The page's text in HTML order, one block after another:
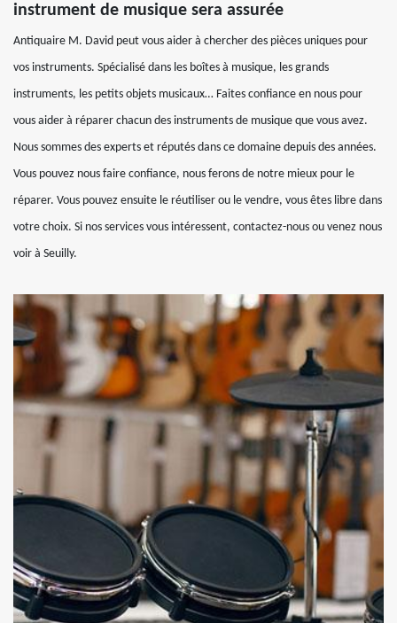
instrument de musique sera assurée
Antiquaire M. David peut vous aider à chercher des pièces uniques pour
vos instruments. Spécialisé dans les boîtes à musique, les grands
instruments, les petits objets musicaux… Faites confiance en nous pour
vous aider à réparer chacun des instruments de musique que vous avez.
Nous sommes des experts et réputés dans ce domaine depuis des années.
Vous pouvez nous faire confiance, nous ferons de notre mieux pour le
réparer. Vous pouvez ensuite le réutiliser ou le vendre, vous êtes libre dans
votre choix. Si nos services vous intéressent, contactez-nous ou venez nous
voir à Seuilly.